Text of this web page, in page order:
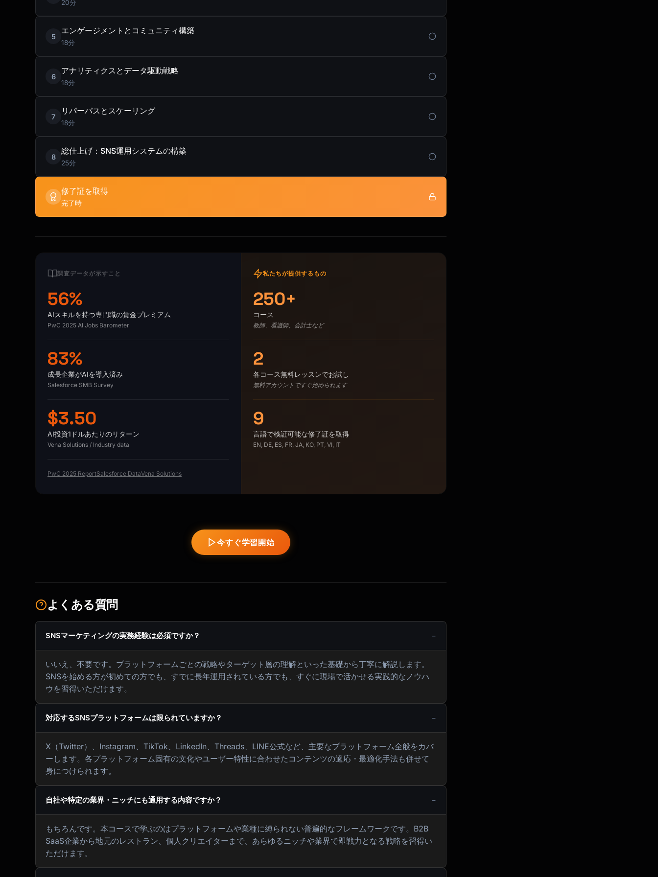
20分
5
エンゲージメントとコミュニティ構築
18分
6
アナリティクスとデータ駆動戦略
18分
7
リパーパスとスケーリング
18分
8
総仕上げ：SNS運用システムの構築
25分
修了証を取得
完了時
調査データが示すこと
56%
AIスキルを持つ専門職の賃金プレミアム
PwC 2025 AI Jobs Barometer
83%
成長企業がAIを導入済み
Salesforce SMB Survey
$3.50
AI投資1ドルあたりのリターン
Vena Solutions / Industry data
PwC 2025 ReportSalesforce DataVena Solutions
私たちが提供するもの
250+
コース
教師、看護師、会計士など
2
各コース無料レッスンでお試し
無料アカウントですぐ始められます
9
言語で検証可能な修了証を取得
EN, DE, ES, FR, JA, KO, PT, VI, IT
今すぐ学習開始
よくある質問
SNSマーケティングの実務経験は必須ですか？
いいえ、不要です。プラットフォームごとの戦略やターゲット層の理解といった基礎から丁寧に解説します。
SNSを始める方が初めての方でも、すでに長年運用されている方でも、すぐに現場で活かせる実践的なノウハ
ウを習得いただけます。
対応するSNSプラットフォームは限られていますか？
X（Twitter）、Instagram、TikTok、LinkedIn、Threads、LINE公式など、主要なプラットフォーム全般をカバ
ーします。各プラットフォーム固有の文化やユーザー特性に合わせたコンテンツの適応・最適化手法も併せて
身につけられます。
自社や特定の業界・ニッチにも通用する内容ですか？
もちろんです。本コースで学ぶのはプラットフォームや業種に縛られない普遍的なフレームワークです。B2B
SaaS企業から地元のレストラン、個人クリエイターまで、あらゆるニッチや業界で即戦力となる戦略を習得い
ただけます。